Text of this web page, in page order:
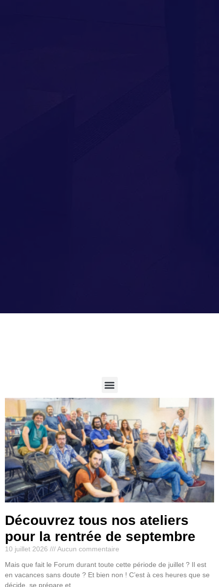
Découvrez tous nos ateliers
pour la rentrée de septembre
10 juillet 2026
Aucun commentaire
Mais que fait le Forum durant toute cette période de juillet ? Il est
en vacances sans doute ? Et bien non ! C’est à ces heures que se
décide, se prépare et